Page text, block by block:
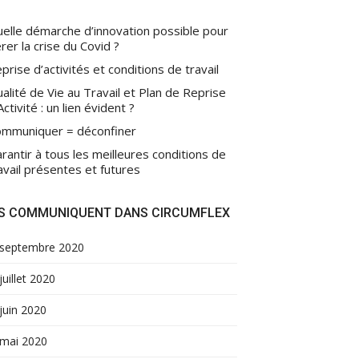
démarche d’innovation possible pour
la crise du Covid ?
d’activités et conditions de travail
de Vie au Travail et Plan de Reprise
: un lien évident ?
= déconfiner
à tous les meilleures conditions de
présentes et futures
COMMUNIQUENT DANS CIRCUMFLEX
septembre 2020
juillet 2020
juin 2020
mai 2020